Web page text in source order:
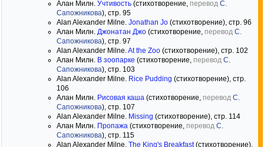
Алан Милн. Учтивость (стихотворение, перевод С.
Сапожникова), стр. 95
Alan Alexander Milne. Jonathan Jo (стихотворение), стр. 96
Алан Милн. Джонатан Джо (стихотворение, перевод С.
Сапожникова), стр. 97
Alan Alexander Milne. At the Zoo (стихотворение), стр. 102
Алан Милн. В зоопарке (стихотворение, перевод С.
Сапожникова), стр. 103
Alan Alexander Milne. Rice Pudding (стихотворение), стр.
106
Алан Милн. Рисовая каша (стихотворение, перевод С.
Сапожникова), стр. 107
Alan Alexander Milne. Missing (стихотворение), стр. 114
Алан Милн. Пропажа (стихотворение, перевод С.
Сапожникова), стр. 115
Alan Alexander Milne. The King's Breakfast(стихотворение),